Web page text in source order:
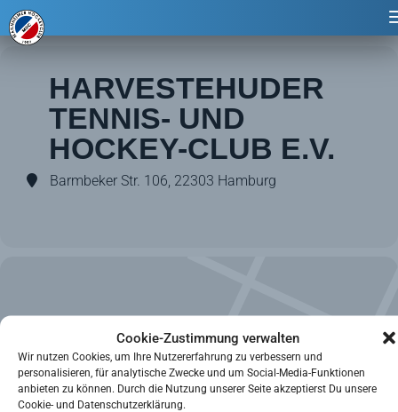
Cookie-Zustimmung verwalten
Wir nutzen Cookies, um Ihre Nutzererfahrung zu verbessern und
personalisieren, für analytische Zwecke und um Social-Media-Funktionen
anbieten zu können. Durch die Nutzung unserer Seite akzeptierst Du unsere
Cookie- und Datenschutzerklärung.
Events at this location
HARVESTEHUDER
TENNIS- UND
HOCKEY-CLUB E.V.
Barmbeker Str. 106, 22303 Hamburg